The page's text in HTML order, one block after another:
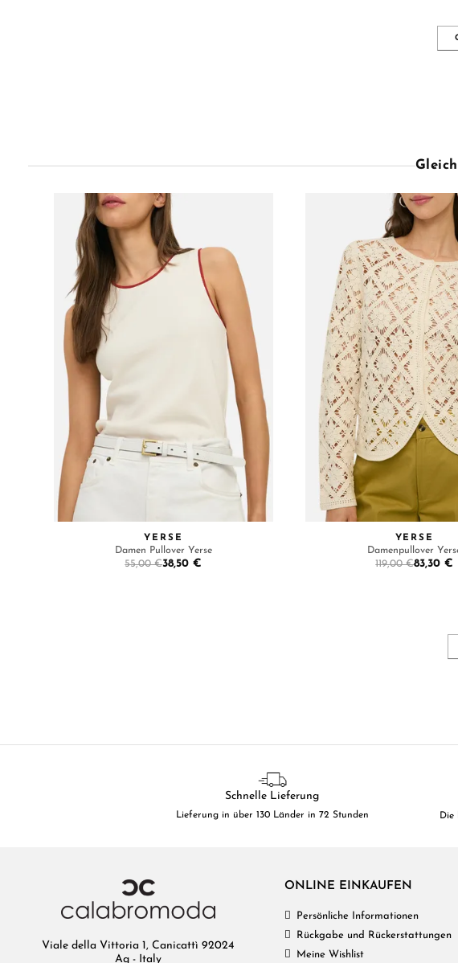
YERSE
Damen Pullover Yerse
55,00 €38,50 €
YERSE
Damenpullover
119,00 €83,30 €
Schnelle Lieferung
Lieferung in über 130 Länder in 72 Stunden Die
Viale della Vittoria 1, Canicattì 92024
Ag - Italy
ONLINE EINKAUFEN
Persönliche Informationen
Rückgabe und Rückerstattungen
Meine Wishlist